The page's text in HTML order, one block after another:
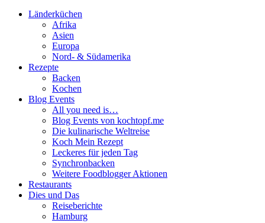
Länderküchen
Afrika
Asien
Europa
Nord- & Südamerika
Rezepte
Backen
Kochen
Blog Events
All you need is…
Blog Events von kochtopf.me
Die kulinarische Weltreise
Koch Mein Rezept
Leckeres für jeden Tag
Synchronbacken
Weitere Foodblogger Aktionen
Restaurants
Dies und Das
Reiseberichte
Hamburg